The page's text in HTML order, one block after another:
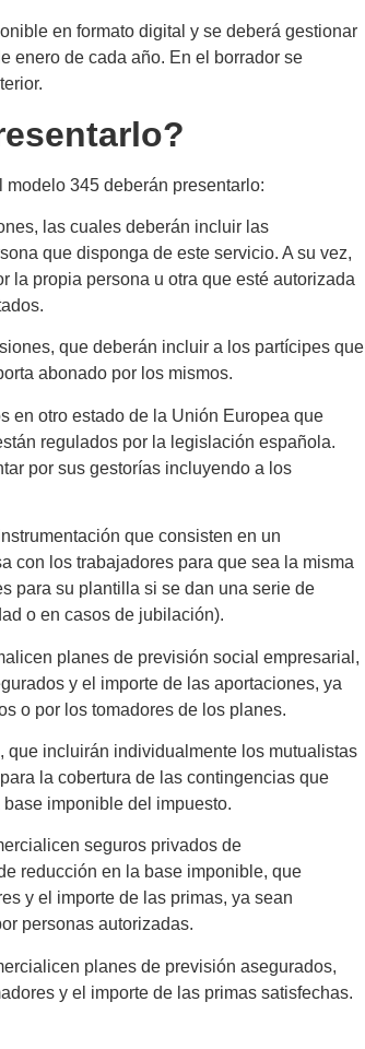
en formato digital y se deberá gestionar
enero de cada año. En el borrador se
345 deberán presentarlo:
, las cuales deberán incluir las
que disponga de este servicio. A su vez,
la propia persona u otra que esté autorizada
, que deberán incluir a los partícipes que
abonado por los mismos.
en otro estado de la Unión Europea que
regulados por la legislación española.
por sus gestorías incluyendo a los
que consisten en un
con los trabajadores para que sea la misma
para su plantilla si se dan una serie de
o en casos de jubilación).
planes de previsión social empresarial ,
y el importe de las aportaciones, ya
o por los tomadores de los planes.
, que incluirán individualmente los mutualistas
la cobertura de las contingencias que
imponible del impuesto.
seguros privados de
reducción en la base imponible, que
y el importe de las primas, ya sean
personas autorizadas.
planes de previsión asegurados,
y el importe de las primas satisfechas.